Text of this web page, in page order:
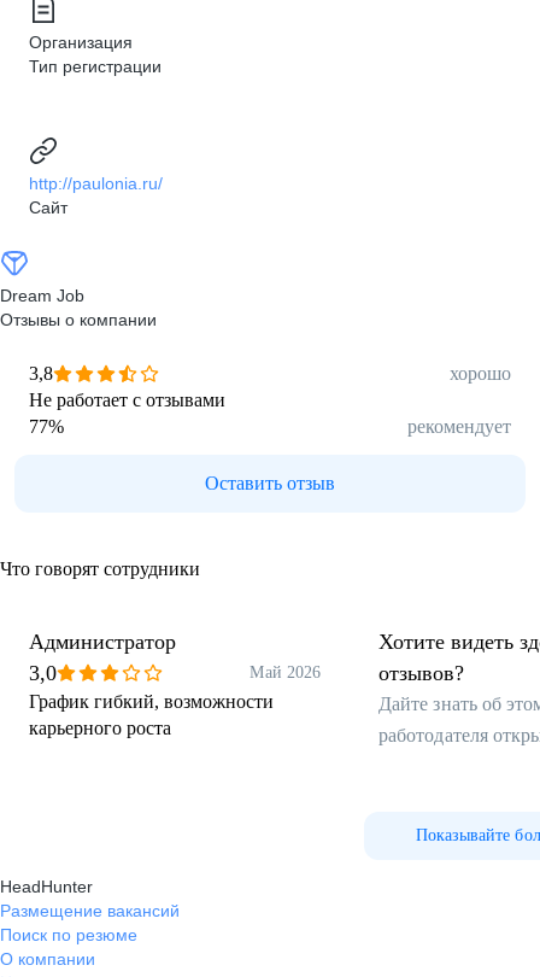
Организация
Тип регистрации
http://paulonia.ru/
Сайт
Dream Job
Отзывы о компании
3,8
хорошо
Не работает с отзывами
77% рекомендует
Оставить отзыв
Что говорят сотрудники
Администратор
3,0
Май 2026
График гибкий, возможности
карьерного роста
Хотите видеть
отзывов?
Дайте знать об
работодателя
Показывайте
HeadHunter
Размещение вакансий
Поиск по резюме
О компании